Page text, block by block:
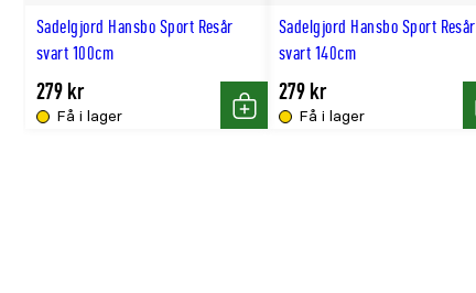
Sadelgjord Hansbo Sport Resår
svart 100cm
Få i lager
279 kr
Köp
Sadelgjord Hansbo Sport Resår
svart 140cm
Få i lager
279 kr